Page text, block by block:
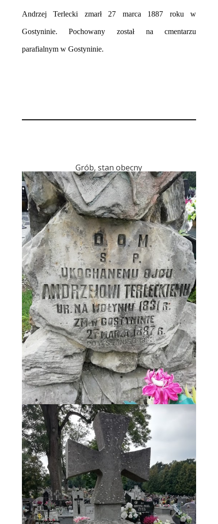
Andrzej Terlecki zmarł 27 marca 1887 roku w
Gostyninie. Pochowany został na cmentarzu
parafialnym w Gostyninie.
Grób, stan obecny